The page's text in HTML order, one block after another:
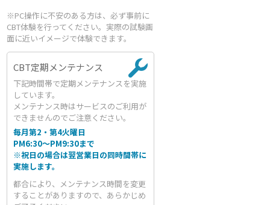
※PC操作に不安のある方は、必ず事前に
CBT体験を行ってください。実際の試験画
面に近いイメージで体験できます。
CBT定期メンテナンス
下記時間帯で定期メンテナンスを実施
しています。
メンテナンス時はサービスのご利用が
できませんのでご注意ください。
毎月第2・第4火曜日
PM6:30～PM9:30まで
※祝日の場合は翌営業日の同時間帯に
実施します。
都合により、メンテナンス時間を変更
することがありますので、あらかじめ